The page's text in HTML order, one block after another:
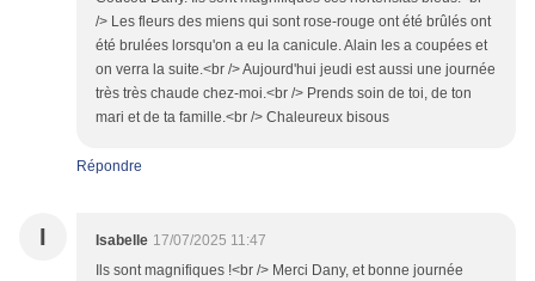
/> Les fleurs des miens qui sont rose-rouge ont été brûlés ont
été brulées lorsqu'on a eu la canicule. Alain les a coupées et
on verra la suite.<br /> Aujourd'hui jeudi est aussi une journée
très très chaude chez-moi.<br /> Prends soin de toi, de ton
mari et de ta famille.<br /> Chaleureux bisous
Répondre
I Isabelle 17/07/2025 11:47
Ils sont magnifiques !<br /> Merci Dany, et bonne journée